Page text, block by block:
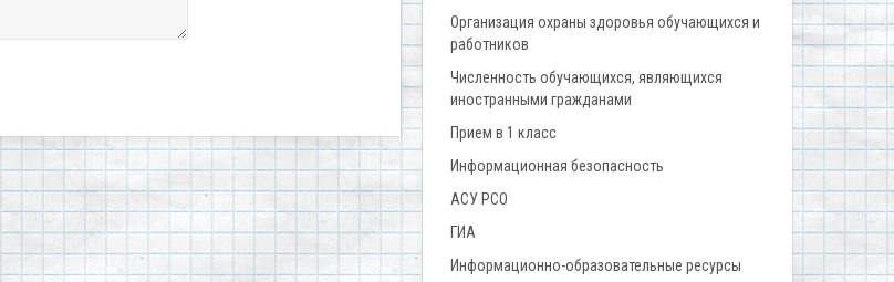
Организация охраны здоровья обучающихся и
работников
Численность обучающихся, являющихся
иностранными гражданами
Прием в 1 класс
Информационная безопасность
АСУ РСО
ГИА
Информационно-образовательные ресурсы